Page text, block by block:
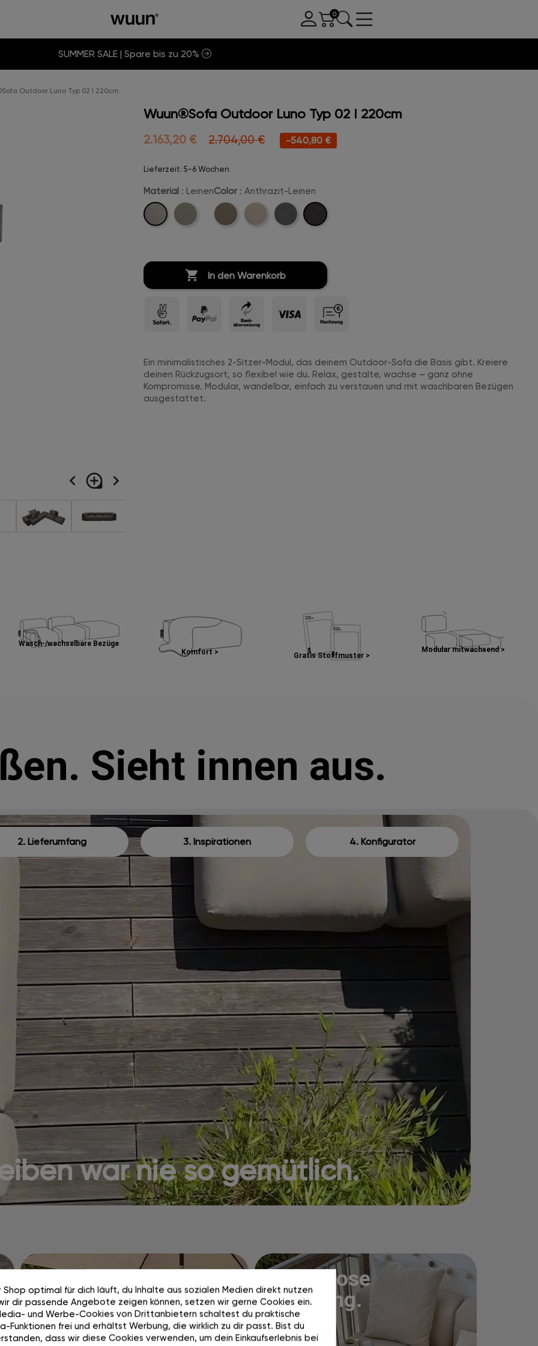
SUMMER SALE | Spare bis zu 20%
Outdoor Luno Typ 02 I 220cm
navigate_before loupe navigate_next
Wuun®Sofa Outdoor Luno Typ 02 I 220cm
2.163,20 € 2.704,00 € -540,80 €
Lieferzeit: 5-6 Wochen
Material : Leinen
Leinen
Marine-
Color : Anthrazit-Leinen
Beige-
Creme-Kreige-
Anthrazit-
Leinen
 In den Warenkorb
Ein minimalistisches 2-Sitzer-Modul, das deinem Outdoor-Sofa die Basis gibt. Kreiere
deinen Rückzugsort, so flexibel wie du. Relax, gestalte, wachse – ganz ohne
Kompromisse. Modular, wandelbar, einfach zu verstauen und mit waschbaren Bezügen
ausgestattet.
Wasch-/wechselbare Bezüge
Komfort >
Gratis Stoffmuster >
Modular mitwachsend >
Sieht innen aus.
2. Lieferumfang 3. Inspirationen 4. Konfigurator
war nie so gemütlich.
Aufbauen. Umbauen.
Abdecken. Ganz
einfach.
Kostenlose
Lieferung.
Shop optimal für dich läuft, du Inhalte aus sozialen Medien direkt nutzen
dir passende Angebote zeigen können, setzen wir gerne Cookies ein.
und Werbe-Cookies von Drittanbietern schaltest du praktische
Funktionen frei und erhältst Werbung, die wirklich zu dir passt. Bist du
dass wir diese Cookies verwenden, um dein Einkaufserlebnis bei